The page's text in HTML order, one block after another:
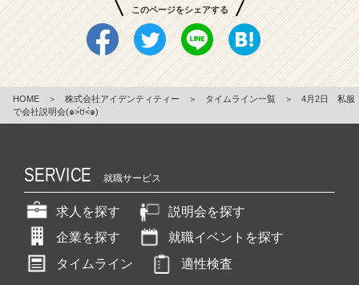
このページをシェアする
HOME ＞ 株式会社アイデンティティー ＞ タイムライン一覧 ＞
4月2日 私服
で会社説明会(๑˃́ꇴ˂̀๑)
SERVICE 就職サービス
求人を探す
説明会を探す
企業を探す
就職イベントを探す
タイムライン
適性検査